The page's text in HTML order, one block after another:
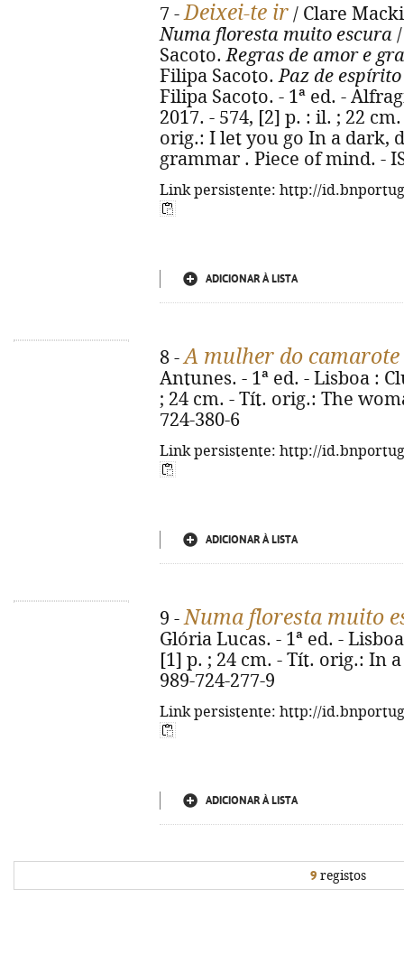
7 -Deixei-te ir / Clare
Numa floresta muito escura
Sacoto.Regras de amor e
Filipa Sacoto.Paz de espírito
Filipa Sacoto. - 1ª ed. -
2017. - 574, [2] p. : il. ; 22
orig.: I let you go In a dark,
grammar . Piece of mind. -
Link persistente: http://
ADICIONAR À LISTA
8 -A mulher do camarote
Antunes. - 1ª ed. - Lisboa :
; 24 cm. - Tít. orig.: The
724-380-6
Link persistente: http://
ADICIONAR À LISTA
9 -Numa floresta muito
Glória Lucas. - 1ª ed. -
[1] p. ; 24 cm. - Tít. orig.: In
989-724-277-9
Link persistente: http://
ADICIONAR À LISTA
9 registos